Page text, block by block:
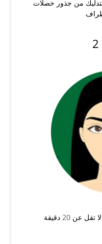
من جذور خصلات
20 دقيقة